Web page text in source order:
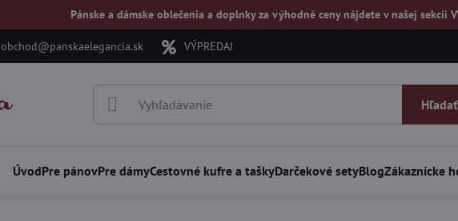
Pánske a dámske oblečenia a doplnky za výhodné ceny nájdete v našejsekcii
obchod@panskaelegancia.sk VÝPREDAJ
Hľadať
ÚvodPre pánovPre dámyCestovné kufre a taškyDarčekové setyBlogZákaznícke